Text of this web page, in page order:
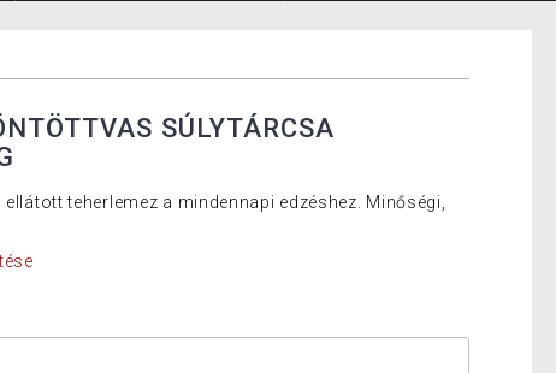
SÚLYTÁRCSA
teherlemez a mindennapi edzéshez. Minőségi,